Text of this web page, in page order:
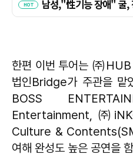
한편 이번 투어는 ㈜
법인Bridge가 주관을
BOSS
Entertainment, ㈜
Culture &
여해 완성도 높은 공연을